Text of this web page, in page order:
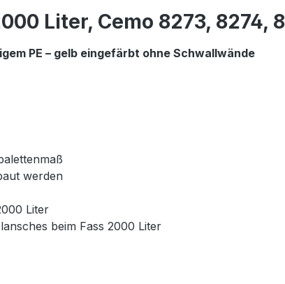
Liter, Cemo 8273, 8274,
PE – gelb eingefärbt ohne Schwallwände
werden
Liter
beim Fass 2000 Liter